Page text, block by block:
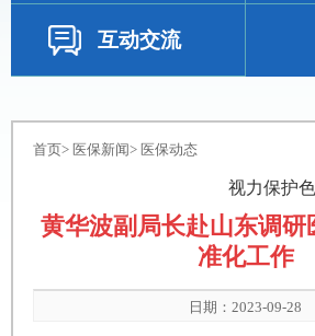
互动交流
首页> 医保新闻> 医保动态
视力保护
黄华波副局长赴山东调研
准化工作
日期：2023-09-28